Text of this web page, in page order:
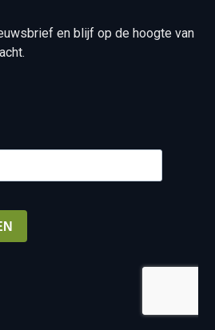
en blijf op de hoogte van